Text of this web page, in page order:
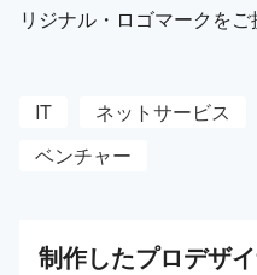
リジナル・ロゴマークを
IT ネットサービス
ベンチャー
制作したプロデザ